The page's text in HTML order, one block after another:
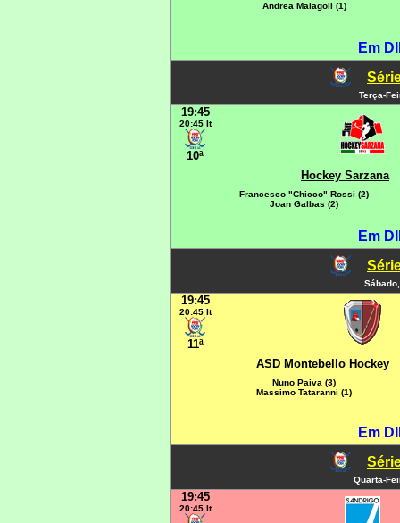
Andrea Malagoli (1)
Em
Terça-
19:45
20:45 It
10ª
Hockey Sarzana
Francesco "Chicco" Rossi (2)
Joan Galbas (2)
Em
19:45
20:45 It
11ª
ASD Montebello Hockey
Nuno Paiva (3)
Massimo Tataranni (1)
Em
Quarta-
19:45
20:45 It